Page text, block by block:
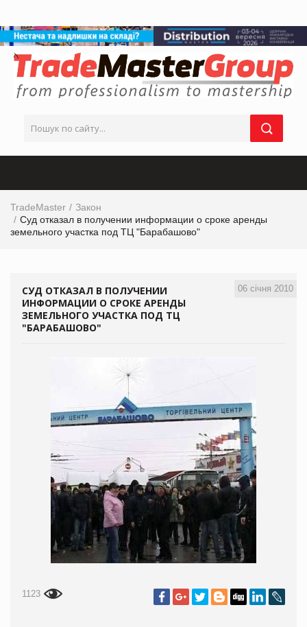
TradeMaster
Закон
Суд отказал в получении информации о сроке аренды
земельного участка под ТЦ "Барабашово"
06 січня 2010
СУД ОТКАЗАЛ В ПОЛУЧЕНИИ
ИНФОРМАЦИИ О СРОКЕ АРЕНДЫ
ЗЕМЕЛЬНОГО УЧАСТКА ПОД ТЦ
"БАРАБАШОВО"
1123